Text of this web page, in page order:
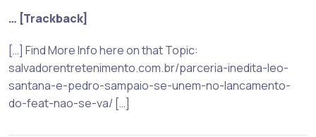
… [Trackback]
[…] Find More Info here on that Topic:
salvadorentretenimento.com.br/parceria-inedita-leo-
santana-e-pedro-sampaio-se-unem-no-lancamento-
do-feat-nao-se-va/ […]